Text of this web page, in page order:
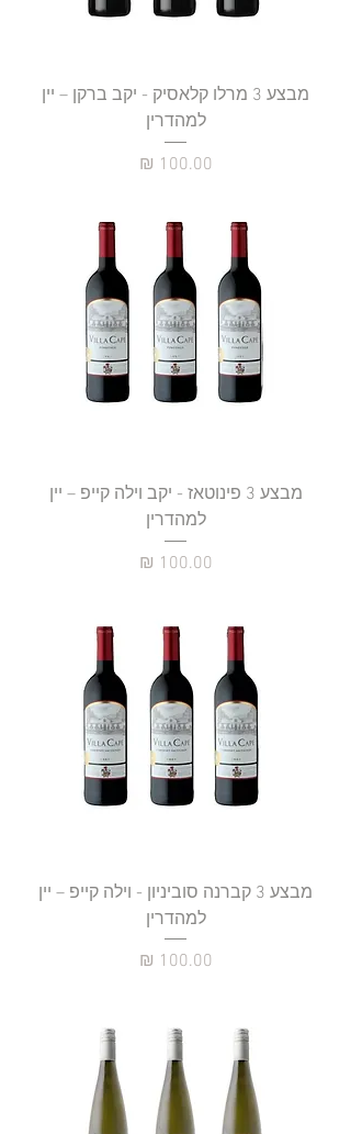
מבצע 3 מרלו קלאסיק - יקב ברקן – יין
למהדרין
מחיר
מבצע 3 פינוטאז - יקב וילה קייפ – יין
למהדרין
מחיר
מבצע 3 קברנה סוביניון - וילה קייפ – יין
למהדרין
מחיר